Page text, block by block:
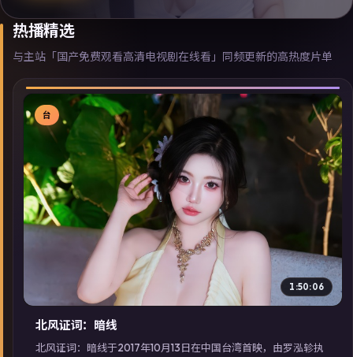
热播精选
与主站「国产免费观看高清电视剧在线看」同频更新的高热度片单
▶
台
1:50:06
北风证词：暗线
北风证词：暗线于2017年10月13日在中国台湾首映，由罗泓轸执